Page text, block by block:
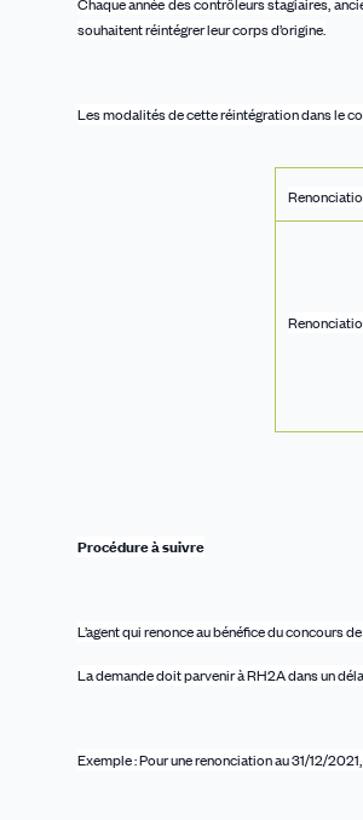
Chaque année des contrôleurs stagiaires,
souhaitent réintégrer leur corps d’origine.
Les modalités de cette réintégration dans le
Procédure à suivre
L’agent qui renonce au bénéfice du concours
La demande doit parvenir à RH2A dans un
Exemple : Pour une renonciation au 31/12/